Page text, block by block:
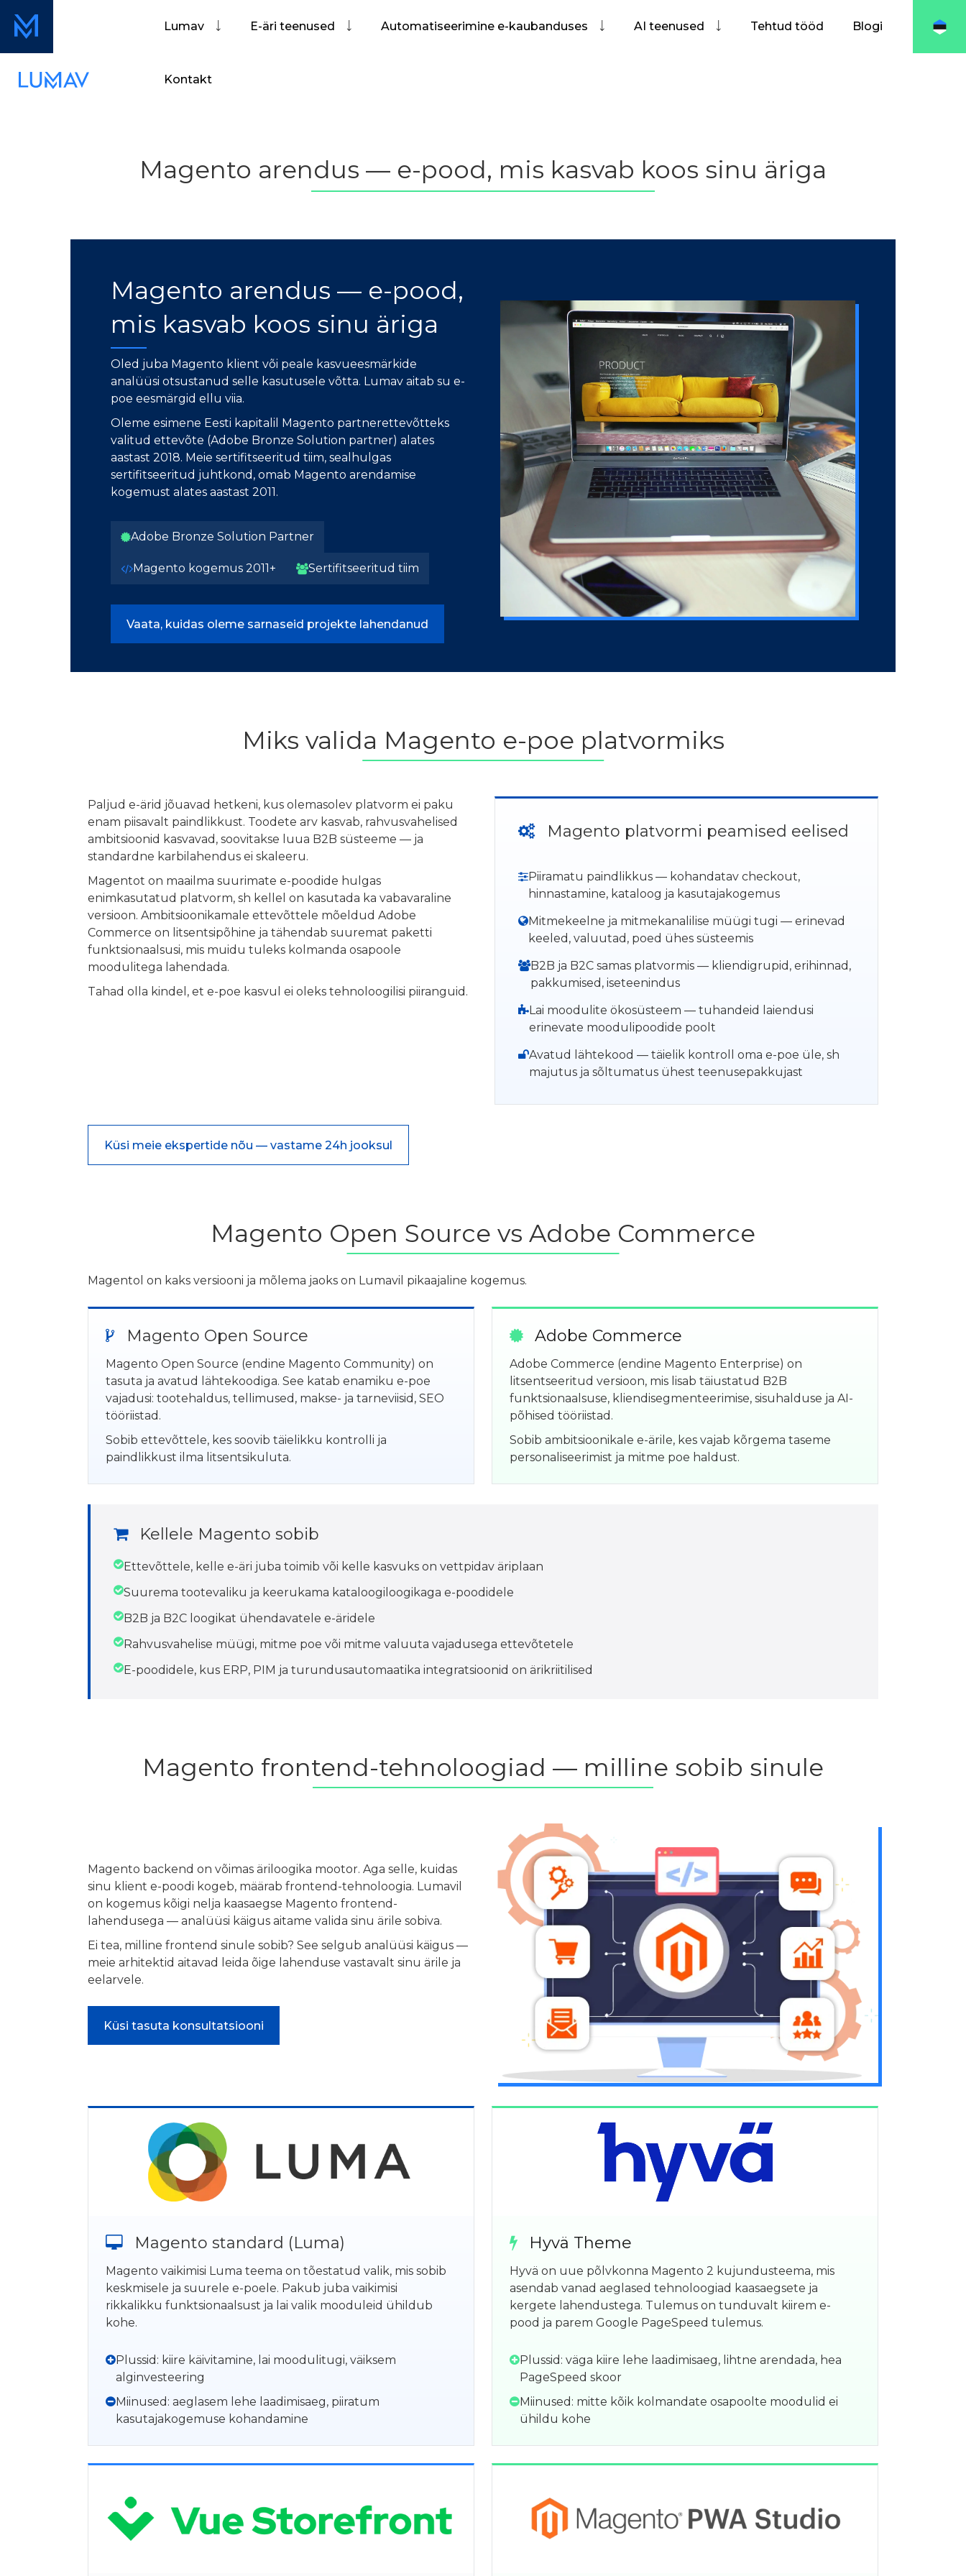
Lumav E-äri teenused Automatiseerimine e-kaubanduses AI teenused Tehtud tööd Blogi
Kontakt
Magento arendus — e-pood, mis kasvab koos sinu äriga
Magento arendus — e-pood,
mis kasvab koos sinu äriga
Oled juba Magento klient või peale kasvueesmärkide
analüüsi otsustanud selle kasutusele võtta. Lumav aitab su e-
poe eesmärgid ellu viia.
Oleme esimene Eesti kapitalil Magento partnerettevõtteks
valitud ettevõte (Adobe Bronze Solution partner) alates
aastast 2018. Meie sertifitseeritud tiim, sealhulgas
sertifitseeritud juhtkond, omab Magento arendamise
kogemust alates aastast 2011.
Adobe Bronze Solution Partner
Magento kogemus 2011+ Sertifitseeritud tiim
Vaata, kuidas oleme sarnaseid projekte lahendanud
Miks valida Magento e-poe platvormiks
Paljud e-ärid jõuavad hetkeni, kus olemasolev platvorm ei paku
enam piisavalt paindlikkust. Toodete arv kasvab, rahvusvahelised
ambitsioonid kasvavad, soovitakse luua B2B süsteeme — ja
standardne karbilahendus ei skaleeru.
Magentot on maailma suurimate e-poodide hulgas
enimkasutatud platvorm, sh kellel on kasutada ka vabavaraline
versioon. Ambitsioonikamale ettevõttele mõeldud Adobe
Commerce on litsentsipõhine ja tähendab suuremat paketti
funktsionaalsusi, mis muidu tuleks kolmanda osapoole
moodulitega lahendada.
Tahad olla kindel, et e-poe kasvul ei oleks tehnoloogilisi piiranguid.
Magento platvormi peamised eelised
Piiramatu paindlikkus — kohandatav checkout,
hinnastamine, kataloog ja kasutajakogemus
Mitmekeelne ja mitmekanalilise müügi tugi — erinevad
keeled, valuutad, poed ühes süsteemis
B2B ja B2C samas platvormis — kliendigrupid, erihinnad,
pakkumised, iseteenindus
Lai moodulite ökosüsteem — tuhandeid laiendusi
erinevate moodulipoodide poolt
Avatud lähtekood — täielik kontroll oma e-poe üle, sh
majutus ja sõltumatus ühest teenusepakkujast
Küsi meie ekspertide nõu — vastame 24h jooksul
Magento Open Source vs Adobe Commerce
Magentol on kaks versiooni ja mõlema jaoks on Lumavil pikaajaline kogemus.
Magento Open Source
Magento Open Source (endine Magento Community) on
tasuta ja avatud lähtekoodiga. See katab enamiku e-poe
vajadusi: tootehaldus, tellimused, makse- ja tarneviisid, SEO
tööriistad.
Sobib ettevõttele, kes soovib täielikku kontrolli ja
paindlikkust ilma litsentsikuluta.
Adobe Commerce
Adobe Commerce (endine Magento Enterprise) on
litsentseeritud versioon, mis lisab täiustatud B2B
funktsionaalsuse, kliendisegmenteerimise, sisuhalduse ja AI-
põhised tööriistad.
Sobib ambitsioonikale e-ärile, kes vajab kõrgema taseme
personaliseerimist ja mitme poe haldust.
Kellele Magento sobib
Ettevõttele, kelle e-äri juba toimib või kelle kasvuks on vettpidav äriplaan
Suurema tootevaliku ja keerukama kataloogiloogikaga e-poodidele
B2B ja B2C loogikat ühendavatele e-äridele
Rahvusvahelise müügi, mitme poe või mitme valuuta vajadusega ettevõtetele
E-poodidele, kus ERP, PIM ja turundusautomaatika integratsioonid on ärikriitilised
Magento frontend-tehnoloogiad — milline sobib sinule
Magento backend on võimas äriloogika mootor. Aga selle, kuidas
sinu klient e-poodi kogeb, määrab frontend-tehnoloogia. Lumavil
on kogemus kõigi nelja kaasaegse Magento frontend-
lahendusega — analüüsi käigus aitame valida sinu ärile sobiva.
Ei tea, milline frontend sinule sobib? See selgub analüüsi käigus —
meie arhitektid aitavad leida õige lahenduse vastavalt sinu ärile ja
eelarvele.
Küsi tasuta konsultatsiooni
Magento standard (Luma)
Magento vaikimisi Luma teema on tõestatud valik, mis sobib
keskmisele ja suurele e-poele. Pakub juba vaikimisi
rikkalikku funktsionaalsust ja lai valik mooduleid ühildub
kohe.
Plussid: kiire käivitamine, lai moodulitugi, väiksem
alginvesteering
Miinused: aeglasem lehe laadimisaeg, piiratum
kasutajakogemuse kohandamine
Hyvä Theme
Hyvä on uue põlvkonna Magento 2 kujundusteema, mis
asendab vanad aeglased tehnoloogiad kaasaegsete ja
kergete lahendustega. Tulemus on tunduvalt kiirem e-
pood ja parem Google PageSpeed tulemus.
Plussid: väga kiire lehe laadimisaeg, lihtne arendada, hea
PageSpeed skoor
Miinused: mitte kõik kolmandate osapoolte moodulid ei
ühildu kohe